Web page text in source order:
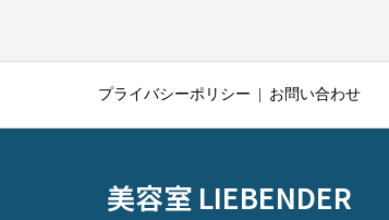
プライバシーポリシー お問い合わせ
美容室 LIEBENDER